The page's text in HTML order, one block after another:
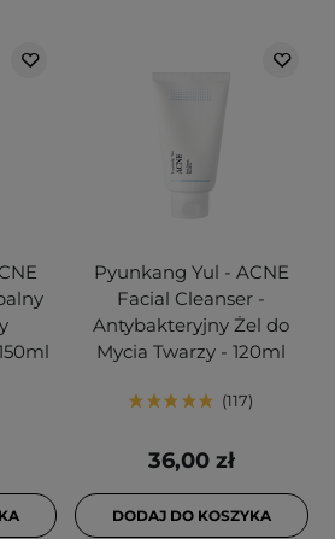
Pyunkang Yul - ACNE
Facial Cleanser -
Antybakteryjny Żel do
Mycia Twarzy - 120ml
117
36,00 zł
DODAJ DO KOSZYKA